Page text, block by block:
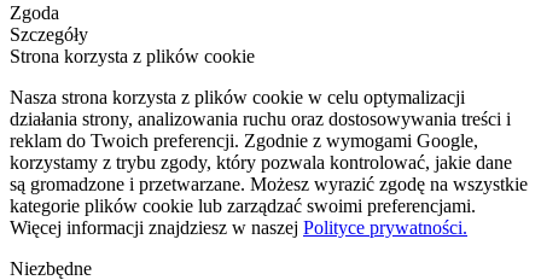
Zgoda
Szczegóły
Strona korzysta z plików cookie
Nasza strona korzysta z plików cookie w celu optymalizacji
działania strony, analizowania ruchu oraz dostosowywania treści i
reklam do Twoich preferencji. Zgodnie z wymogami Google,
korzystamy z trybu zgody, który pozwala kontrolować, jakie dane
są gromadzone i przetwarzane. Możesz wyrazić zgodę na wszystkie
kategorie plików cookie lub zarządzać swoimi preferencjami.
Więcej informacji znajdziesz w naszej Polityce prywatności.
Niezbędne